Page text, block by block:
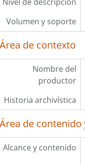
Volumen y soporte
Área de contexto
Nombre del
productor
Historia archivística
Área de
Alcance y contenido